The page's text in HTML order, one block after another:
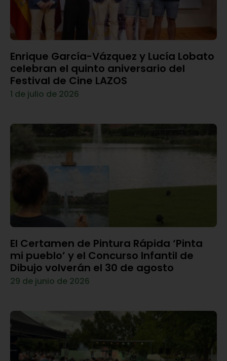
Enrique García-Vázquez y Lucía Lobato
celebran el quinto aniversario del
Festival de Cine LAZOS
1 de julio de 2026
El Certamen de Pintura Rápida ‘Pinta
mi pueblo’ y el Concurso Infantil de
Dibujo volverán el 30 de agosto
29 de junio de 2026